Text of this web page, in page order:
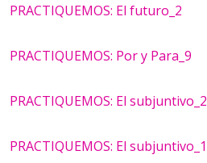
PRACTIQUEMOS: El futuro_2
PRACTIQUEMOS: Por y Para_9
PRACTIQUEMOS: El subjuntivo_2
PRACTIQUEMOS: El subjuntivo_1